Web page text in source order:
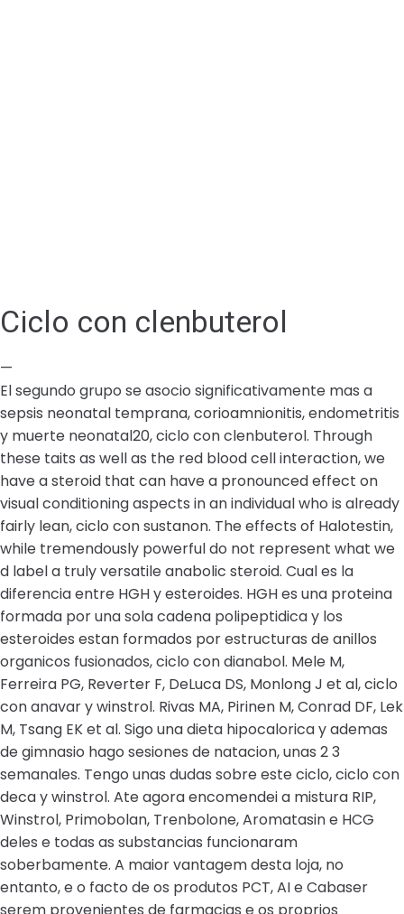
Ciclo con clenbuterol
—
El segundo grupo se asocio significativamente mas a
sepsis neonatal temprana, corioamnionitis, endometritis
y muerte neonatal20, ciclo con clenbuterol. Through
these taits as well as the red blood cell interaction, we
have a steroid that can have a pronounced effect on
visual conditioning aspects in an individual who is already
fairly lean, ciclo con sustanon. The effects of Halotestin,
while tremendously powerful do not represent what we
d label a truly versatile anabolic steroid. Cual es la
diferencia entre HGH y esteroides. HGH es una proteina
formada por una sola cadena polipeptidica y los
esteroides estan formados por estructuras de anillos
organicos fusionados, ciclo con dianabol. Mele M,
Ferreira PG, Reverter F, DeLuca DS, Monlong J et al, ciclo
con anavar y winstrol. Rivas MA, Pirinen M, Conrad DF, Lek
M, Tsang EK et al. Sigo una dieta hipocalorica y ademas
de gimnasio hago sesiones de natacion, unas 2 3
semanales. Tengo unas dudas sobre este ciclo, ciclo con
deca y winstrol. Ate agora encomendei a mistura RIP,
Winstrol, Primobolan, Trenbolone, Aromatasin e HCG
deles e todas as substancias funcionaram
soberbamente. A maior vantagem desta loja, no
entanto, e o facto de os produtos PCT, AI e Cabaser